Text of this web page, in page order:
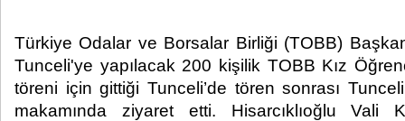
Türkiye Odalar ve Borsalar Birliği (TOBB)
Tunceli'ye yapılacak 200 kişilik TOBB Kız
töreni için gittiği Tunceli’de tören sonrası
makamında ziyaret etti. Hisarcıklıoğlu Vali